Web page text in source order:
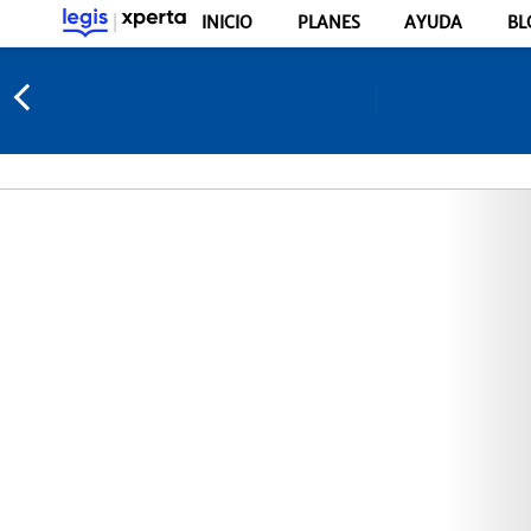
INICIO PLANES AYUDA